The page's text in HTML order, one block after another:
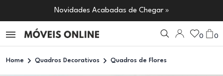
Novidades Acabadas de Chegar »
0 0
Home Quadros Decorativos Quadros de Flores